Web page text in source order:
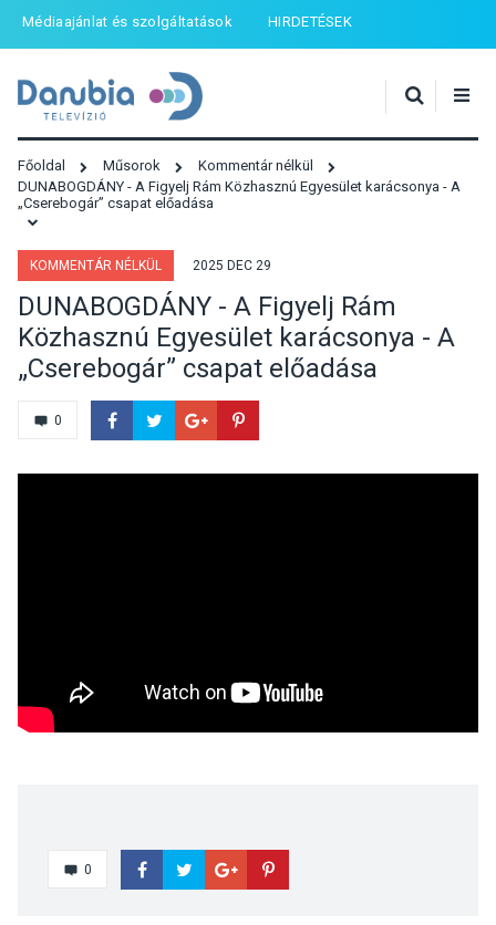
Médiaajánlat és szolgáltatások HIRDETÉSEK
Főoldal Műsorok
Kommentár nélkül
DUNABOGDÁNY - A Figyelj Rám Közhasznú Egyesület karácsonya - A
„Cserebogár” csapat előadása
KOMMENTÁR NÉLKÜL 2025 DEC 29
DUNABOGDÁNY - A Figyelj Rám
Közhasznú Egyesület karácsonya - A
„Cserebogár” csapat előadása
0
0